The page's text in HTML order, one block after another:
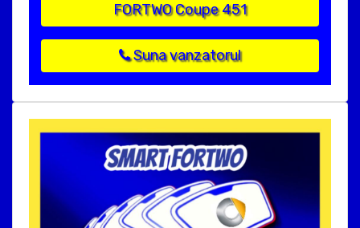
FORTWO Coupe 451
Suna vanzatorul